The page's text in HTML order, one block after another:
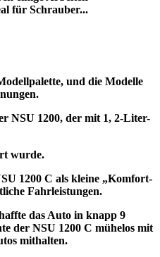
für Schrauber...
und die Modelle
NSU 1200, der mit 1, 2-Liter-
wurde.
1200 C als kleine „Komfort-
Fahrleistungen.
das Auto in knapp 9
der NSU 1200 C mühelos mit
mithalten.